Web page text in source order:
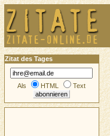
Zitat des Tages
Als HTML Text